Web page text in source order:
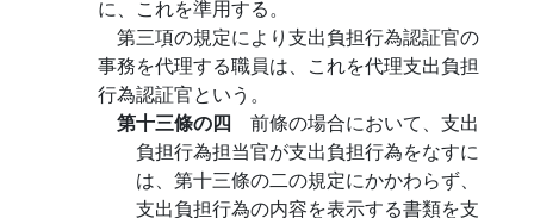
に、これを準用する。
第三項の規定により支出負担行為認証官の
事務を代理する職員は、これを代理支出負担
行為認証官という。
第十三條の四 前條の場合において、支出
負担行為担当官が支出負担行為をなすに
は、第十三條の二の規定にかかわらず、
支出負担行為の内容を表示する書類を支